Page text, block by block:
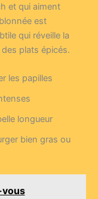
et qui aiment
est
qui réveille la
plats épicés.
les papilles
longueur
bien gras ou